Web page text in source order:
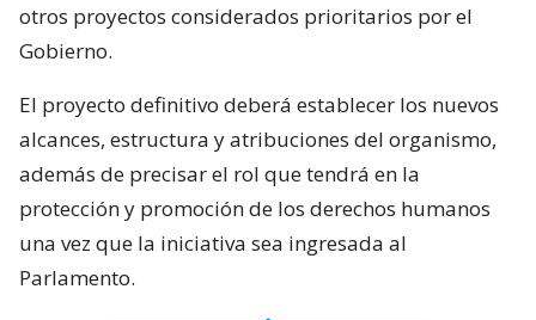
otros proyectos considerados prioritarios por el
Gobierno.
El proyecto definitivo deberá establecer los nuevos
alcances, estructura y atribuciones del organismo,
además de precisar el rol que tendrá en la
protección y promoción de los derechos humanos
una vez que la iniciativa sea ingresada al
Parlamento.